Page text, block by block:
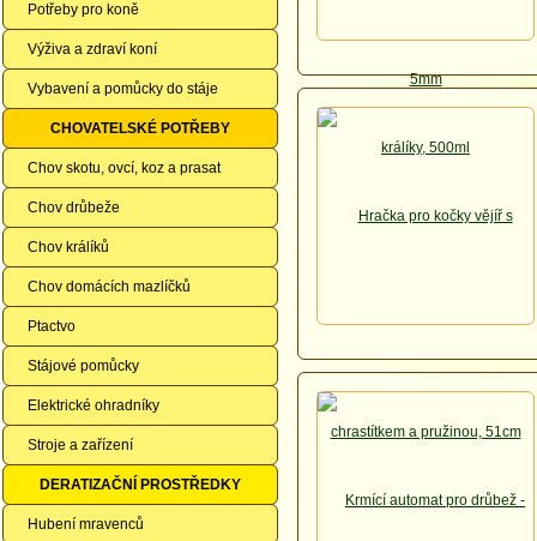
Potřeby pro koně
Výživa a zdraví koní
Vybavení a pomůcky do stáje
CHOVATELSKÉ POTŘEBY
Chov skotu, ovcí, koz a prasat
Chov drůbeže
Chov králíků
Chov domácích mazlíčků
Ptactvo
Stájové pomůcky
Elektrické ohradníky
Stroje a zařízení
DERATIZAČNÍ PROSTŘEDKY
Hubení mravenců